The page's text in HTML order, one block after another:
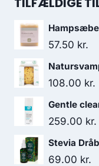
31.95 kr..
Hampsæbe
57.50 kr.
108.00 kr.
Gentle
259.00 kr.
Stevia
69.00 kr.